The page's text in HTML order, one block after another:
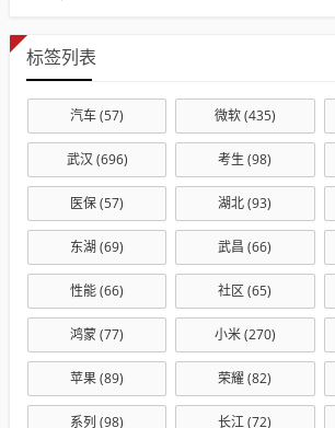
标签列表
汽车(57) 微软(435)
武汉(696) 考生(98)
医保(57) 湖北(93)
东湖 (69) 武昌 (66)
性能(66) 社区(65)
鸿蒙(77) 小米(270)
苹果(89) 荣耀(82)
系列 (98) 长江(72)